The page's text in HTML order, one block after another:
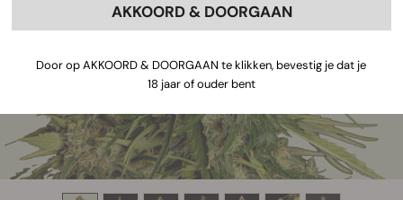
AKKOORD & DOORGAAN
Door op AKKOORD & DOORGAAN te klikken, bevestig je dat je
18 jaar of ouder bent